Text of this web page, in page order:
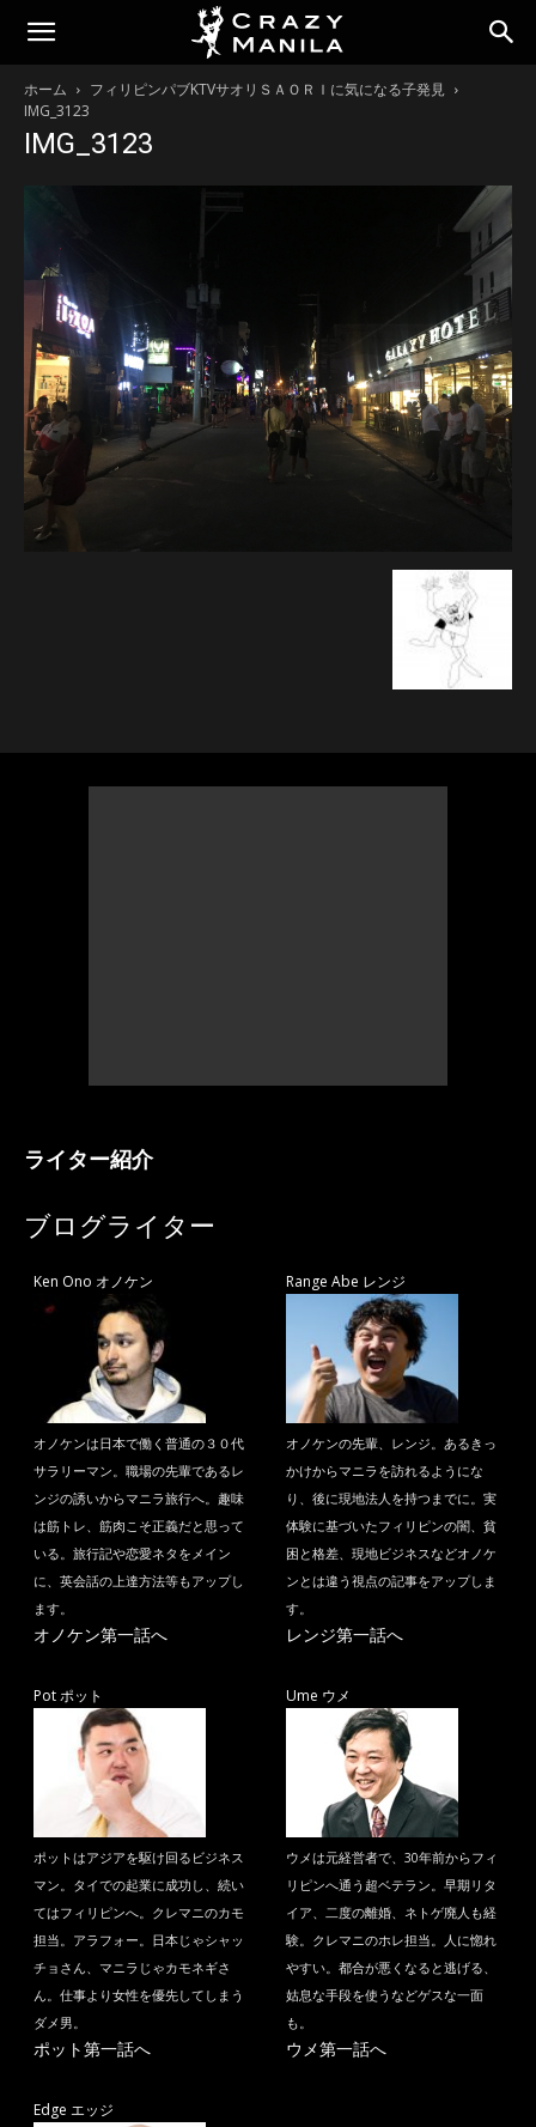
ホーム
フィリピンパブKTVサオリＳＡＯＲＩに気になる子発見
IMG_3123
IMG_3123
ライター紹介
ブログライター
Ken Ono オノケン
オノケンは日本で働く普通の３０代
サラリーマン。職場の先輩であるレ
ンジの誘いからマニラ旅行へ。趣味
は筋トレ、筋肉こそ正義だと思って
いる。旅行記や恋愛ネタをメイン
に、英会話の上達方法等もアップし
ます。
オノケン第一話へ
Range Abe レンジ
オノケンの先輩、レンジ。あるきっ
かけからマニラを訪れるようにな
り、後に現地法人を持つまでに。実
体験に基づいたフィリピンの闇、貧
困と格差、現地ビジネスなどオノケ
ンとは違う視点の記事をアップしま
す。
レンジ第一話へ
Pot ポット
ポットはアジアを駆け回るビジネス
マン。タイでの起業に成功し、続い
てはフィリピンへ。クレマニのカモ
担当。アラフォー。日本じゃシャッ
チョさん、マニラじゃカモネギさ
ん。仕事より女性を優先してしまう
ダメ男。
ポット第一話へ
Ume ウメ
ウメは元経営者で、30年前からフィ
リピンへ通う超ベテラン。早期リタ
イア、二度の離婚、ネトゲ廃人も経
験。クレマニのホレ担当。人に惚れ
やすい。都合が悪くなると逃げる、
姑息な手段を使うなどゲスな一面
も。
ウメ第一話へ
Edge エッジ